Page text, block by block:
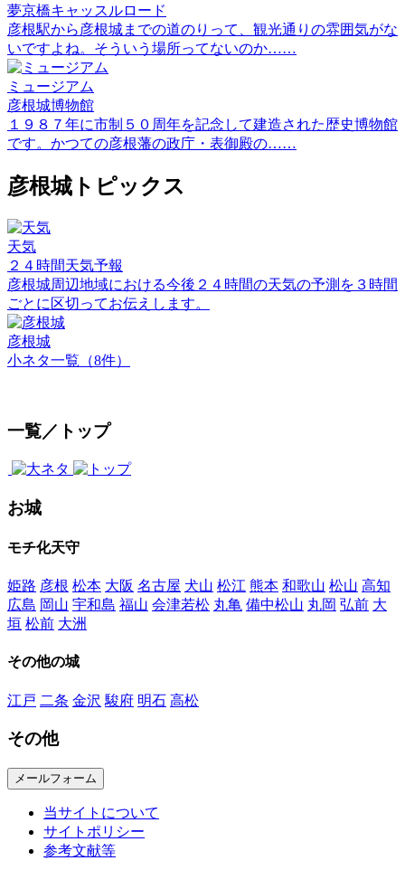
夢京橋キャッスルロード
彦根駅から彦根城までの道のりって、観光通りの雰囲気がな
いですよね。そういう場所ってないのか……
ミュージアム
彦根城博物館
１９８７年に市制５０周年を記念して建造された歴史博物館
です。かつての彦根藩の政庁・表御殿の……
彦根城トピックス
天気
２４時間天気予報
彦根城周辺地域における今後２４時間の天気の予測を３時間
ごとに区切ってお伝えします。
彦根城
小ネタ一覧（8件）
一覧／トップ
お城
モチ化天守
姫路 彦根 松本 大阪 名古屋 犬山 松江 熊本 和歌山 松山 高知
広島 岡山 宇和島 福山 会津若松 丸亀 備中松山 丸岡 弘前 大
垣 松前 大洲
その他の城
江戸 二条 金沢 駿府 明石 高松
その他
メールフォーム
当サイトについて
サイトポリシー
参考文献等